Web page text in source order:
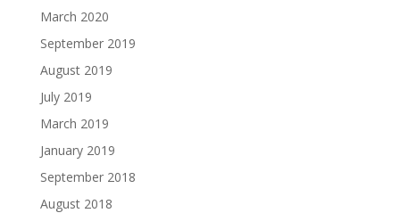
March 2020
September 2019
August 2019
July 2019
March 2019
January 2019
September 2018
August 2018